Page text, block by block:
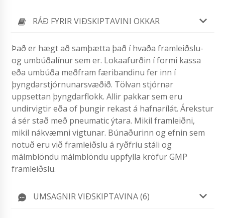
RÁÐ FYRIR VIÐSKIPTAVINI OKKAR
Það er hægt að samþætta það í hvaða framleiðslu-
og umbúðalínur sem er. Lokaafurðin í formi kassa
eða umbúða meðfram færibandinu fer inn í
þyngdarstjórnunarsvæðið. Tölvan stjórnar
uppsettan þyngdarflokk. Allir pakkar sem eru
undirvigtir eða of þungir rekast á hafnarílát. Árekstur
á sér stað með pneumatic ýtara. Mikil framleiðni,
mikil nákvæmni vigtunar. Búnaðurinn og efnin sem
notuð eru við framleiðslu á ryðfríu stáli og
málmblöndu málmblöndu uppfylla kröfur GMP
framleiðslu.
UMSAGNIR VIÐSKIPTAVINA (6)